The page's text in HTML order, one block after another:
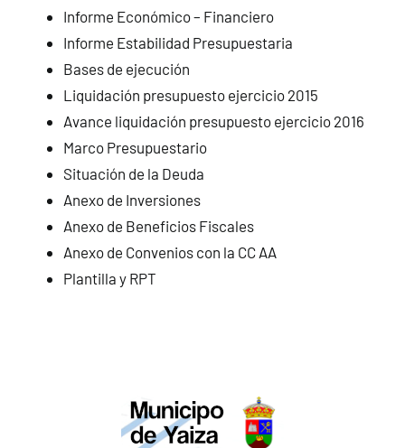
Informe Económico – Financiero
Informe Estabilidad Presupuestaria
Bases de ejecución
Liquidación presupuesto ejercicio 2015
Avance liquidación presupuesto ejercicio 2016
Marco Presupuestario
Situación de la Deuda
Anexo de Inversiones
Anexo de Beneficios Fiscales
Anexo de Convenios con la CC AA
Plantilla y RPT